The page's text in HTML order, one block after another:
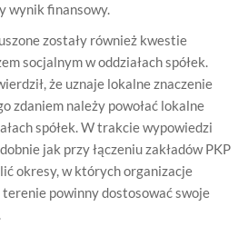
wynik finansowy.
zostały również kwestie
socjalnym w oddziałach spółek.
że uznaje lokalne znaczenie
zdaniem należy powołać lokalne
spółek. W trakcie wypowiedzi
jak przy łączeniu zakładów PKP
okresy, w których organizacje
terenie powinny dostosować swoje